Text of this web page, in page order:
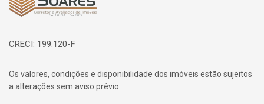
CRECI: 199.120-F
Os valores, condições e disponibilidade dos imóveis estão sujeitos
a alterações sem aviso prévio.